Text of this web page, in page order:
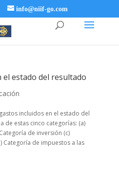
info@niif-go.com
el estado del resultado
incluidos en el estado del
de estas cinco categorías: (a)
de inversión (c)
Categoría de impuestos a las